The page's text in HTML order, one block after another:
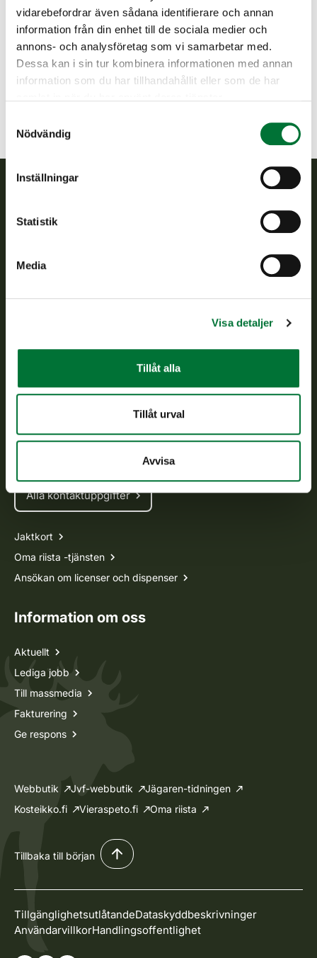
vidarebefordrar även sådana identifierare och annan
information från din enhet till de sociala medier och
annons- och analysföretag som vi samarbetar med.
Dessa kan i sin tur kombinera informationen med annan
information som du har tillhandahållit eller som de har
Nödvändig
Inställningar
Statistik
Media
Visa detaljer
Tillåt alla
Tillåt urval
Avvisa
Vasanejdens jaktvårdsförening
Kust Österbotten
+358 45 1035450
vasa@rhy.riista.fi
jaktvårdsföreningarnas verksamhet, ser till att viltpolitiken
verkställs och svarar för de offentliga förvaltningsuppgifter
Vardagar kl. 9–15
Alla kontaktuppgifter
Jaktkort
Oma riista -tjänsten
Ansökan om licenser och dispenser
Information om oss
Aktuellt
Lediga jobb
Till massmedia
Fakturering
Ge respons
Webbutik Jvf-webbutik
Jägaren-tidningen
Kosteikko.fi
Vieraspeto.fi Oma riista
Tillbaka till början
TillgänglighetsutlåtandeDataskyddbeskrivninger
AnvändarvillkorHandlingsoffentlighet